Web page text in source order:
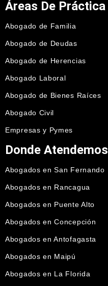
Áreas De Práctica
Abogado de Familia
Abogado de Deudas
Abogado de Herencias
Abogado Laboral
Abogado de Bienes Raíces
Abogado Civil
Empresas y Pymes
Donde Atendemos
Abogados en San Fernando
Abogados en Rancagua
Abogados en Puente Alto
Abogados en Concepción
Abogados en Antofagasta
Abogados en Maipú
Abogados en La Florida